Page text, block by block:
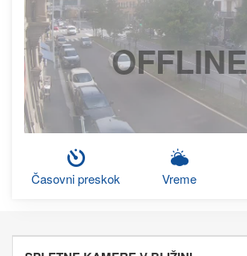
OFFLINE
Časovni preskok Vreme